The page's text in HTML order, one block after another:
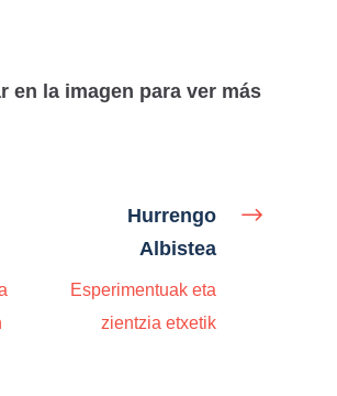
en la imagen para ver más
Hurrengo
Albistea
Esperimentuak eta
zientzia etxetik